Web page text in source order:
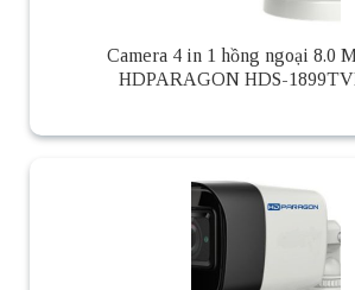
Camera 4 in 1 hồng ngoại 8.0
HDPARAGON HDS-